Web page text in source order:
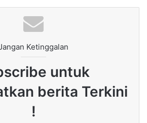
Ketinggalan
untuk
berita Terkini
!